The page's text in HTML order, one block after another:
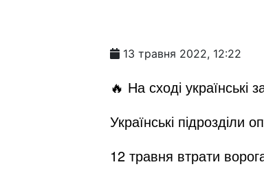
13 травня 2022, 12:22
🔥 На сході українські
Українські підрозділи
12 травня втрати